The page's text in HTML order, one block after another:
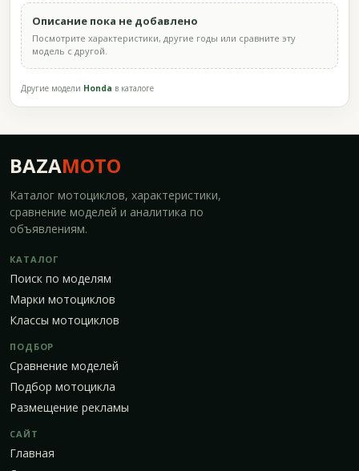
Описание пока не добавлено
Посмотрите характеристики, другие годы или сравните эту
модель с другой.
Другие модели Honda в каталоге
BAZAMOTO
Каталог мотоциклов, характеристики,
сравнение моделей и аналитика по
объявлениям.
КАТАЛОГ
Поиск по моделям
Марки мотоциклов
Классы мотоциклов
ПОДБОР
Сравнение моделей
Подбор мотоцикла
Размещение рекламы
САЙТ
Главная